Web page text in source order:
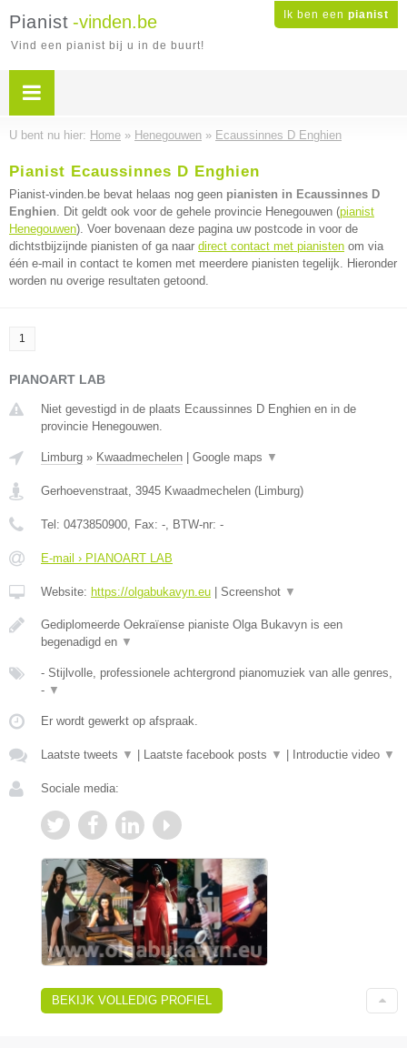
Ik ben een pianist
Pianist -vinden.be
Vind een pianist bij u in de buurt!
U bent nu hier: Home » Henegouwen » Ecaussinnes D Enghien
Pianist Ecaussinnes D Enghien
Pianist-vinden.be bevat helaas nog geen pianisten in Ecaussinnes D
Enghien. Dit geldt ook voor de gehele provincie Henegouwen (pianist
Henegouwen). Voer bovenaan deze pagina uw postcode in voor de
dichtstbijzijnde pianisten of ga naar direct contact met pianisten om via
één e-mail in contact te komen met meerdere pianisten tegelijk. Hieronder
worden nu overige resultaten getoond.
1
PIANOART LAB
Niet gevestigd in de plaats Ecaussinnes D Enghien en in de
provincie Henegouwen.
Limburg » Kwaadmechelen Google maps ▼
Gerhoevenstraat, 3945 Kwaadmechelen (Limburg)
Tel: 0473850900, Fax: -, BTW-nr: -
E-mail › PIANOART LAB
Website: https://olgabukavyn.eu Screenshot ▼
Gediplomeerde Oekraïense pianiste Olga Bukavyn is een
begenadigd en ▼
- Stijlvolle, professionele achtergrond pianomuziek van alle genres,
- ▼
Er wordt gewerkt op afspraak.
Laatste tweets ▼ Laatste facebook posts ▼ Introductie video ▼
Sociale media:
BEKIJK VOLLEDIG PROFIEL